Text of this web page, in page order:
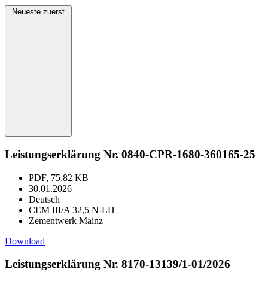
Neueste zuerst
Leistungserklärung Nr. 0840-CPR-1680-360165-25
PDF, 75.82 KB
30.01.2026
Deutsch
CEM III/A 32,5 N-LH
Zementwerk Mainz
Download
Leistungserklärung Nr. 8170-13139/1-01/2026